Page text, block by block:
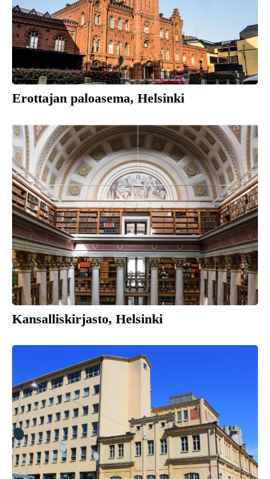
Erottajan paloasema, Helsinki
Kansalliskirjasto, Helsinki